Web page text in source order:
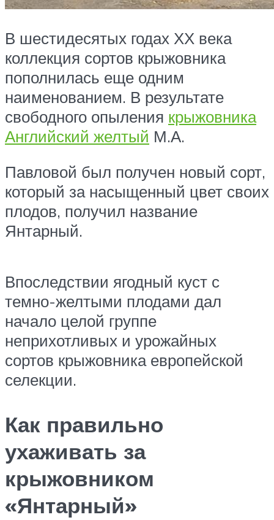
В шестидесятых годах ХХ века
коллекция сортов крыжовника
пополнилась еще одним
наименованием. В результате
свободного опыления крыжовника
Английский желтый М.А.
Павловой был получен новый сорт,
который за насыщенный цвет своих
плодов, получил название
Янтарный.
Впоследствии ягодный куст с
темно-желтыми плодами дал
начало целой группе
неприхотливых и урожайных
сортов крыжовника европейской
селекции.
Как правильно
ухаживать за
крыжовником
«Янтарный»